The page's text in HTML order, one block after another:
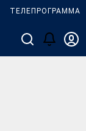
ТЕЛЕПРОГРАММА